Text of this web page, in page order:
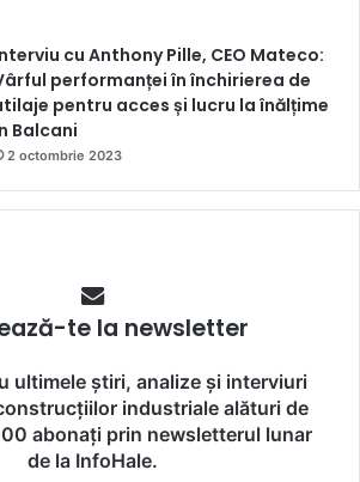
cu Anthony Pille, CEO Mateco:
performanței în închirierea de
pentru acces și lucru la înălțime
Balcani
2 octombrie 2023
te la newsletter
ultimele știri, analize și interviuri
industriale alături de
abonați prin newsletterul lunar
de la InfoHale.